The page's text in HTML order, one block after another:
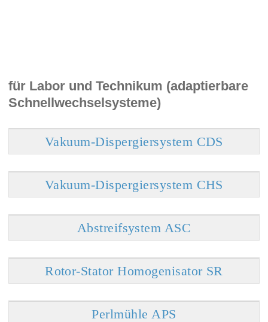
für Labor und Technikum (adaptierbare
Schnellwechselsysteme)
Vakuum-Dispergiersystem CDS
Vakuum-Dispergiersystem CHS
Abstreifsystem ASC
Rotor-Stator Homogenisator SR
Perlmühle APS